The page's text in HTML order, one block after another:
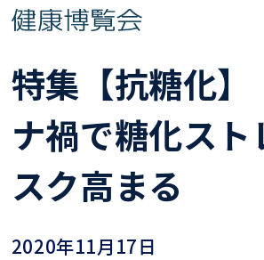
特集【抗糖化
ナ禍で糖化スト
スク高まる
2020年11月17日